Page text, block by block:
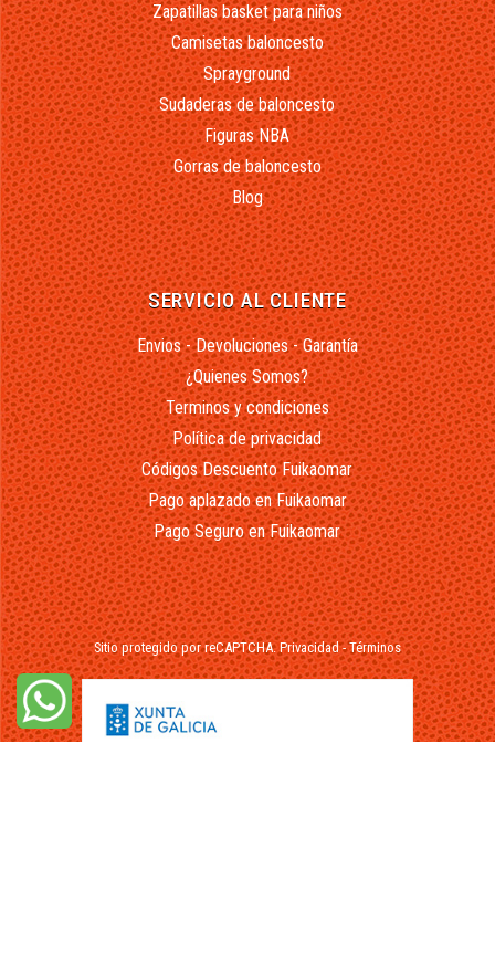
Zapatillas basket para niños
Camisetas baloncesto
Sprayground
Sudaderas de baloncesto
Figuras NBA
Gorras de baloncesto
Blog
SERVICIO AL CLIENTE
Envios - Devoluciones - Garantía
¿Quienes Somos?
Terminos y condiciones
Política de privacidad
Códigos Descuento Fuikaomar
Pago aplazado en Fuikaomar
Pago Seguro en Fuikaomar
Sitio protegido por reCAPTCHA.Privacidad-Términos